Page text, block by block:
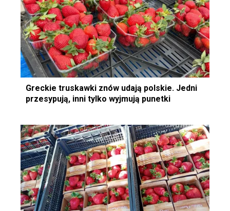
Greckie truskawki znów udają polskie. Jedni
przesypują, inni tylko wyjmują punetki